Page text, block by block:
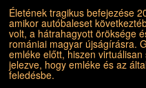
Életének tragikus befejezése
amikor autóbaleset
volt, a hátrahagyott öröksége
romániai magyar újságírásra.
emléke előtt, hiszen
jelezve, hogy emléke és az
feledésbe.